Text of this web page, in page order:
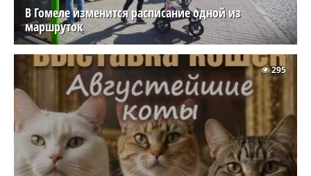
В Гомеле изменится расписание одной из
маршруток
295